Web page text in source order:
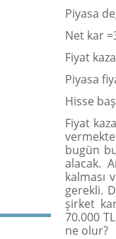
Piyasa
Net kar
Fiyat
Piyasa
Hisse
Fiyat
bugün
alacak.
kalması
gerekli.
şirket
70.000
ne olur?